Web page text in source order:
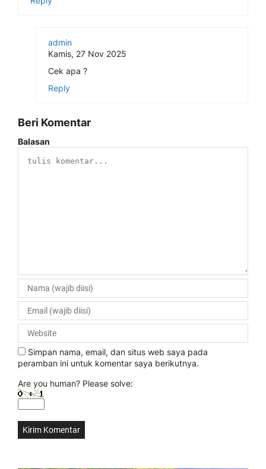
admin
Kamis, 27 Nov 2025
Cek apa ?
Reply
Beri Komentar
Balasan
Simpan nama, email, dan situs web saya pada
peramban ini untuk komentar saya berikutnya.
Are you human? Please solve: